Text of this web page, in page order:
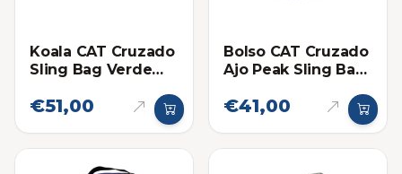
Koala CAT Cruzado
Sling Bag Verde
€51,00
Bolso CAT Cruzado
Ajo Peak Sling Bag
€41,00